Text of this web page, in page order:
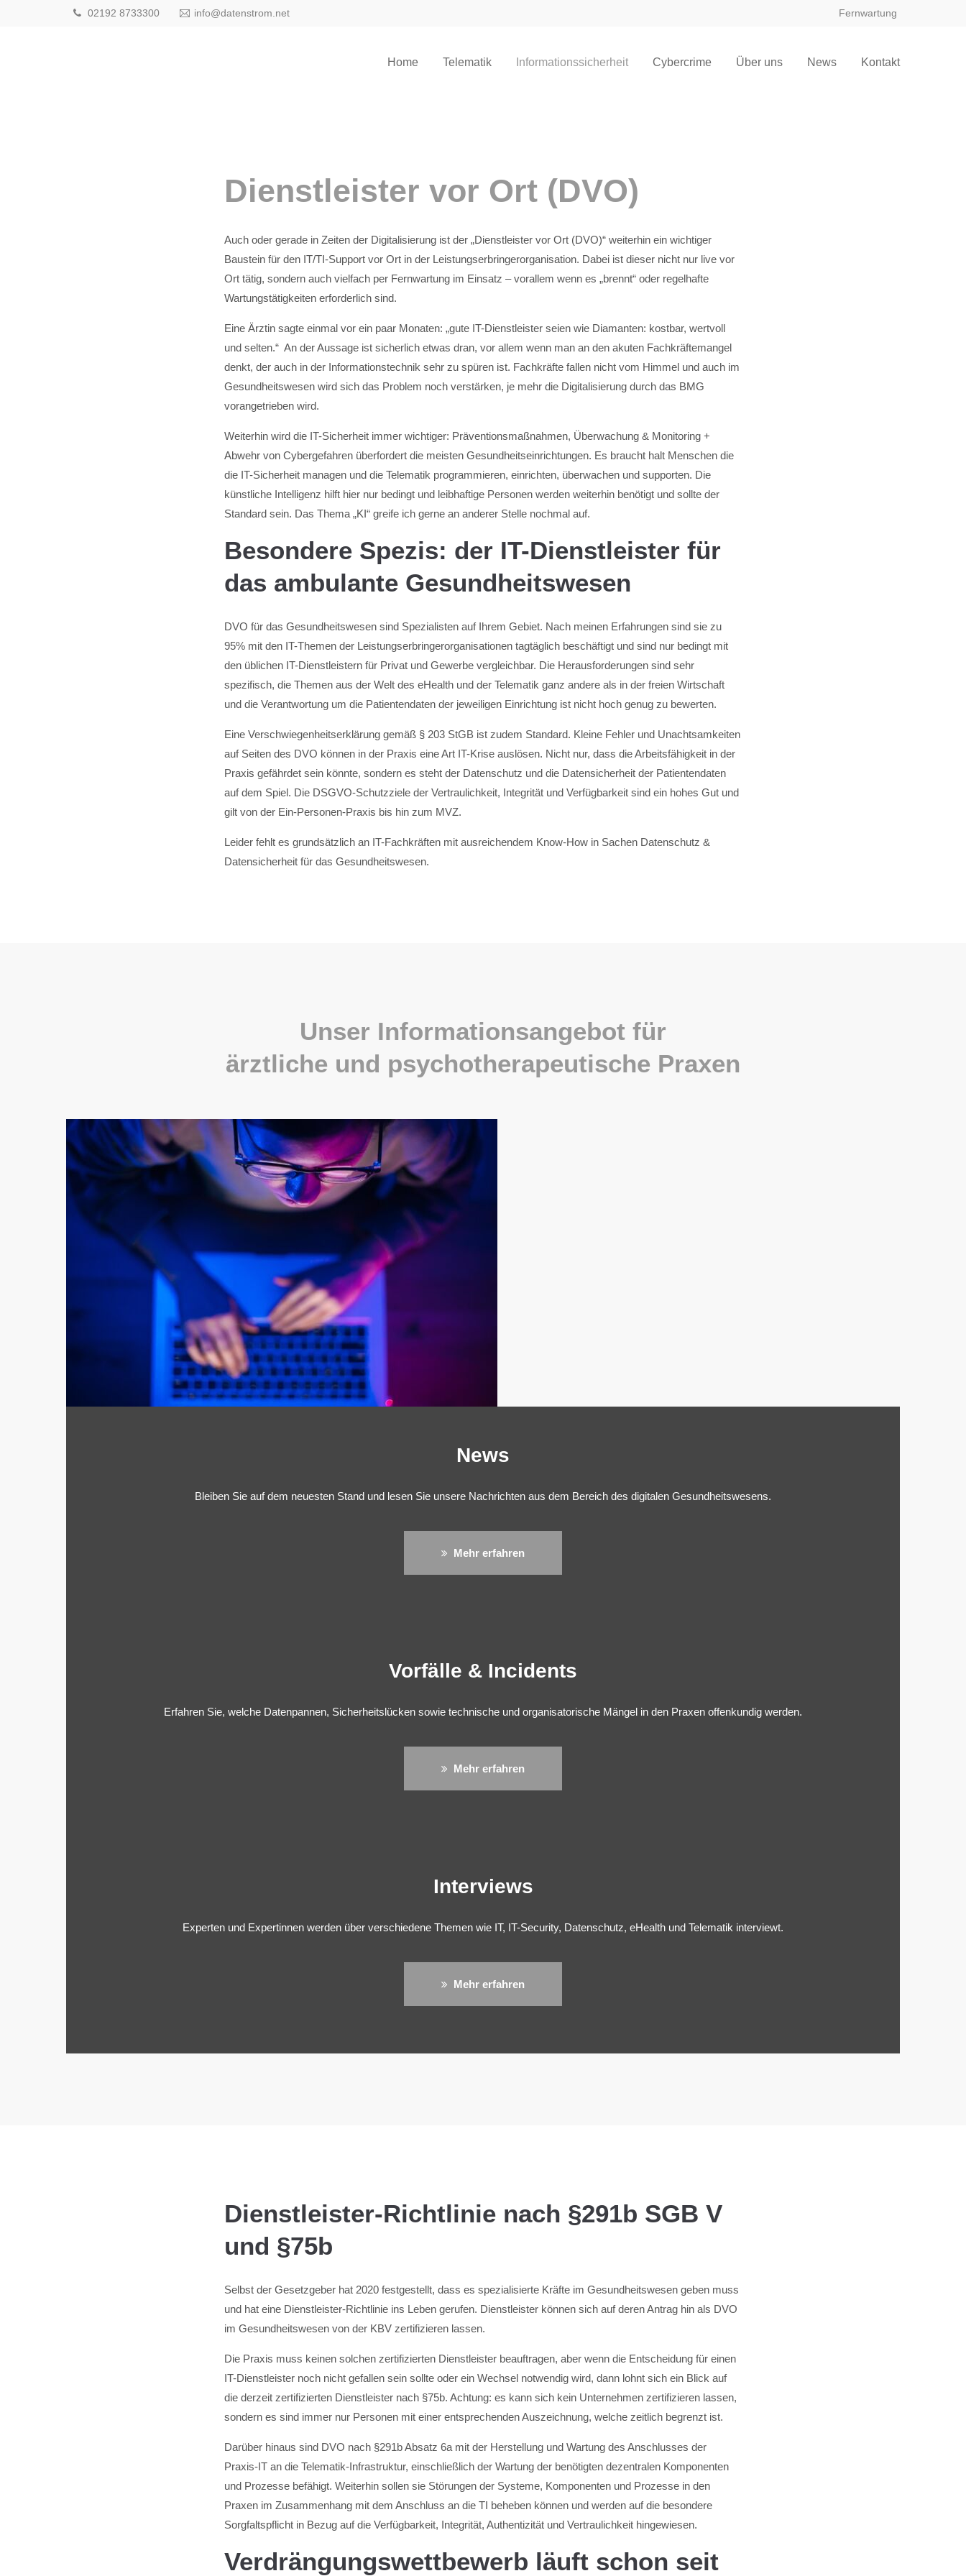
02192 8733300 info@datenstrom.net Fernwartung
Home Telematik Informationssicherheit Cybercrime Über uns News Kontakt
Dienstleister vor Ort (DVO)
Auch oder gerade in Zeiten der Digitalisierung ist der „Dienstleister vor Ort (DVO)“ weiterhin ein wichtiger
Baustein für den IT/TI-Support vor Ort in der Leistungserbringerorganisation. Dabei ist dieser nicht nur live vor
Ort tätig, sondern auch vielfach per Fernwartung im Einsatz – vorallem wenn es „brennt“ oder regelhafte
Wartungstätigkeiten erforderlich sind.
Eine Ärztin sagte einmal vor ein paar Monaten: „gute IT-Dienstleister seien wie Diamanten: kostbar, wertvoll
und selten.“ An der Aussage ist sicherlich etwas dran, vor allem wenn man an den akuten Fachkräftemangel
denkt, der auch in der Informationstechnik sehr zu spüren ist. Fachkräfte fallen nicht vom Himmel und auch im
Gesundheitswesen wird sich das Problem noch verstärken, je mehr die Digitalisierung durch das BMG
vorangetrieben wird.
Weiterhin wird die IT-Sicherheit immer wichtiger: Präventionsmaßnahmen, Überwachung & Monitoring +
Abwehr von Cybergefahren überfordert die meisten Gesundheitseinrichtungen. Es braucht halt Menschen die
die IT-Sicherheit managen und die Telematik programmieren, einrichten, überwachen und supporten. Die
künstliche Intelligenz hilft hier nur bedingt und leibhaftige Personen werden weiterhin benötigt und sollte der
Standard sein. Das Thema „KI“ greife ich gerne an anderer Stelle nochmal auf.
Besondere Spezis: der IT-Dienstleister für
das ambulante Gesundheitswesen
DVO für das Gesundheitswesen sind Spezialisten auf Ihrem Gebiet. Nach meinen Erfahrungen sind sie zu
95% mit den IT-Themen der Leistungserbringerorganisationen tagtäglich beschäftigt und sind nur bedingt mit
den üblichen IT-Dienstleistern für Privat und Gewerbe vergleichbar. Die Herausforderungen sind sehr
spezifisch, die Themen aus der Welt des eHealth und der Telematik ganz andere als in der freien Wirtschaft
und die Verantwortung um die Patientendaten der jeweiligen Einrichtung ist nicht hoch genug zu bewerten.
Eine Verschwiegenheitserklärung gemäß § 203 StGB ist zudem Standard. Kleine Fehler und Unachtsamkeiten
auf Seiten des DVO können in der Praxis eine Art IT-Krise auslösen. Nicht nur, dass die Arbeitsfähigkeit in der
Praxis gefährdet sein könnte, sondern es steht der Datenschutz und die Datensicherheit der Patientendaten
auf dem Spiel. Die DSGVO-Schutzziele der Vertraulichkeit, Integrität und Verfügbarkeit sind ein hohes Gut und
gilt von der Ein-Personen-Praxis bis hin zum MVZ.
Leider fehlt es grundsätzlich an IT-Fachkräften mit ausreichendem Know-How in Sachen Datenschutz &
Datensicherheit für das Gesundheitswesen.
Unser Informationsangebot für
ärztliche und psychotherapeutische Praxen
News
Bleiben Sie auf dem neuesten Stand und lesen Sie unsere Nachrichten aus dem Bereich des digitalen Gesundheitswesens.
Mehr erfahren
Vorfälle & Incidents
Erfahren Sie, welche Datenpannen, Sicherheitslücken sowie technische und organisatorische Mängel in den Praxen offenkundig werden.
Mehr erfahren
Interviews
Experten und Expertinnen werden über verschiedene Themen wie IT, IT-Security, Datenschutz, eHealth und Telematik interviewt.
Mehr erfahren
Dienstleister-Richtlinie nach §291b SGB V
und §75b
Selbst der Gesetzgeber hat 2020 festgestellt, dass es spezialisierte Kräfte im Gesundheitswesen geben muss
und hat eine Dienstleister-Richtlinie ins Leben gerufen. Dienstleister können sich auf deren Antrag hin als DVO
im Gesundheitswesen von der KBV zertifizieren lassen.
Die Praxis muss keinen solchen zertifizierten Dienstleister beauftragen, aber wenn die Entscheidung für einen
IT-Dienstleister noch nicht gefallen sein sollte oder ein Wechsel notwendig wird, dann lohnt sich ein Blick auf
die derzeit zertifizierten Dienstleister nach §75b. Achtung: es kann sich kein Unternehmen zertifizieren lassen,
sondern es sind immer nur Personen mit einer entsprechenden Auszeichnung, welche zeitlich begrenzt ist.
Darüber hinaus sind DVO nach §291b Absatz 6a mit der Herstellung und Wartung des Anschlusses der
Praxis-IT an die Telematik-Infrastruktur, einschließlich der Wartung der benötigten dezentralen Komponenten
und Prozesse befähigt. Weiterhin sollen sie Störungen der Systeme, Komponenten und Prozesse in den
Praxen im Zusammenhang mit dem Anschluss an die TI beheben können und werden auf die besondere
Sorgfaltspflicht in Bezug auf die Verfügbarkeit, Integrität, Authentizität und Vertraulichkeit hingewiesen.
Verdrängungswettbewerb läuft schon seit